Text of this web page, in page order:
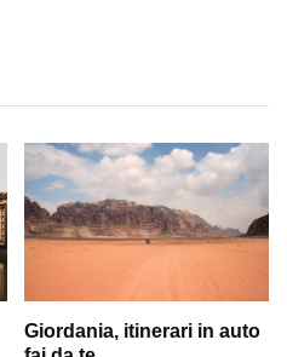
Giordania, itinerari in auto